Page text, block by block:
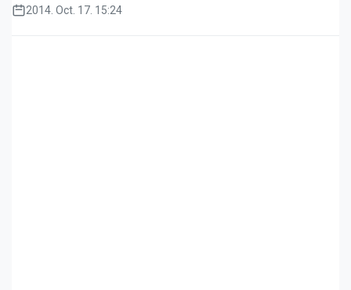
2014. Oct. 17. 15:24